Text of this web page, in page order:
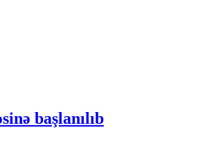
başlanılıb